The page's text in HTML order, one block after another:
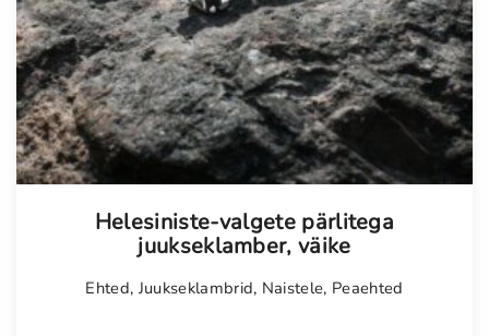
Helesiniste-valgete pärlitega
juukseklamber, väike
Ehted, Juukseklambrid, Naistele, Peaehted